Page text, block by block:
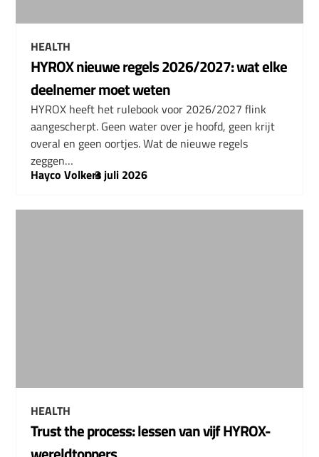
HEALTH
HYROX nieuwe regels 2026/2027: wat elke
deelnemer moet weten
HYROX heeft het rulebook voor 2026/2027 flink
aangescherpt. Geen water over je hoofd, geen krijt
overal en geen oortjes. Wat de nieuwe regels
zeggen…
Hayco Volkers
–
3 juli 2026
HEALTH
Trust the process: lessen van vijf HYROX-